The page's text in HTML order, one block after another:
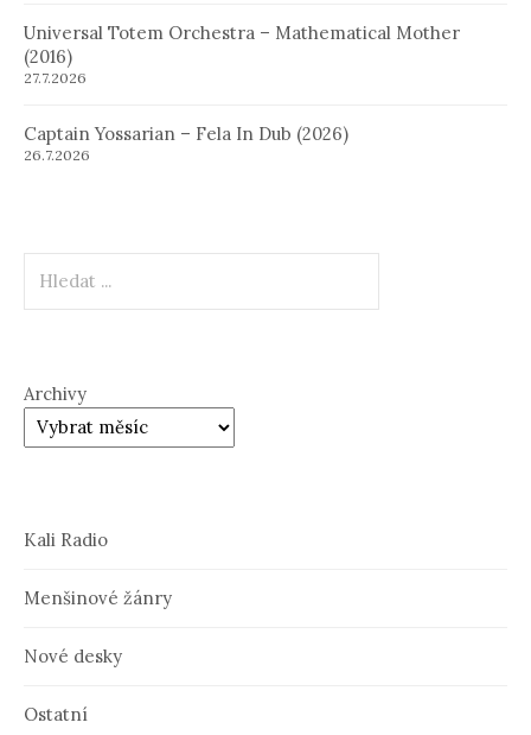
Universal Totem Orchestra – Mathematical Mother
(2016)
27.7.2026
Captain Yossarian – Fela In Dub (2026)
26.7.2026
Archivy
Kali Radio
Menšinové žánry
Nové desky
Ostatní